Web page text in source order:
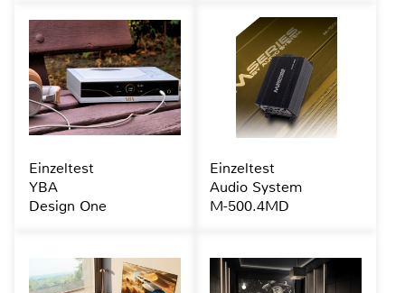
Einzeltest
YBA
Design One
Einzeltest
Audio System
M-500.4MD